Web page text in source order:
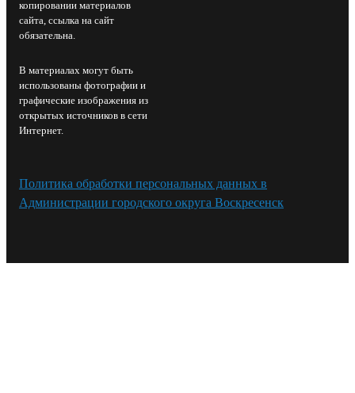
копировании материалов
сайта, ссылка на сайт
обязательна.
В материалах могут быть
использованы фотографии и
графические изображения из
открытых источников в сети
Интернет.
Политика обработки персональных данных в
Администрации городского округа Воскресенск